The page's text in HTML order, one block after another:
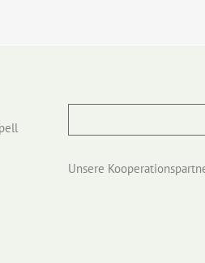
Unsere